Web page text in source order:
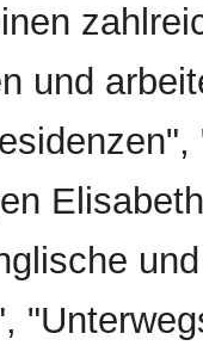
und